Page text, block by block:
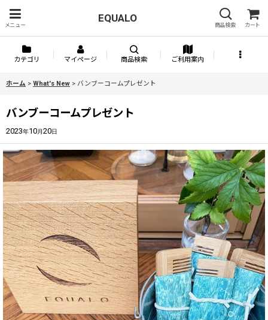
メニュー
EQUALO
商品検索 カート
カテゴリ マイページ 商品検索 ご利用案内
ホーム > What's New > バンブーコームプレゼント
バンブーコームプレゼント
2023年10月20日